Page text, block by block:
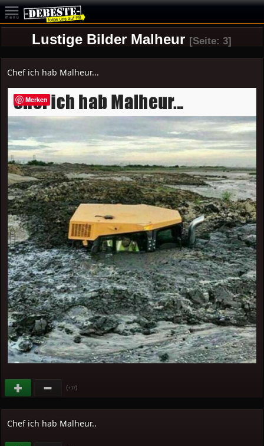
Lustige Bilder Malheur [Seite: 3]
Chef ich hab Malheur...
(+17)
Chef ich hab Malheur..
Merken